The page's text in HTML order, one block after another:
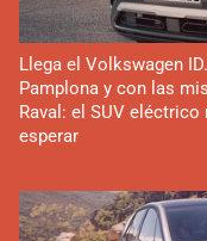
Llega el Volkswagen
Pamplona y con las
Raval: el SUV
esperar